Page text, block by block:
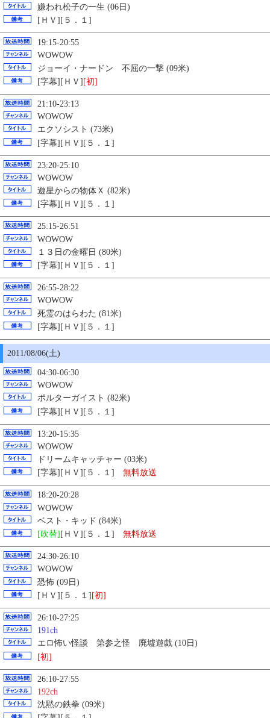
嫌われ松子の一生 (06日)
[ＨＶ][５．１]
19:15-20:55
WOWOW
ジョーイ・ナードン 不屈の一撃 (09米)
[字幕][ＨＶ] [初]
21:10-23:13
WOWOW
エクソシスト (73米)
[字幕][ＨＶ][５．１]
23:20-25:10
WOWOW
遊星からの物体Ｘ (82米)
[字幕][ＨＶ][５．１]
25:15-26:51
WOWOW
１３日の金曜日 (80米)
[字幕][ＨＶ][５．１]
26:55-28:22
WOWOW
死霊のはらわた (81米)
[字幕][ＨＶ][５．１]
2011/08/06(土)
04:30-06:30
WOWOW
ポルターガイスト (82米)
[字幕][ＨＶ][５．１]
13:20-15:35
WOWOW
ドリームキャッチャー (03米)
[字幕][ＨＶ][５．１] 無料放送
18:20-20:28
WOWOW
ベスト・キッド (84米)
[吹替] [ＨＶ][５．１] 無料放送
24:30-26:10
WOWOW
恐怖 (09日)
[ＨＶ][５．１] [初]
26:10-27:25
191ch
エロ怖い怪談 第参之怪 廃墟遊戯 (10日)
[初]
26:10-27:55
192ch
沈黙の鉄拳 (09米)